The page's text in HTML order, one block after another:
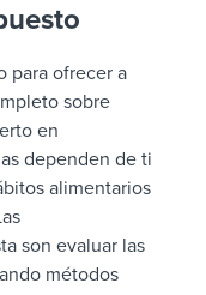
para ofrecer a
sobre
en
dependen de ti
alimentarios
son evaluar las
métodos